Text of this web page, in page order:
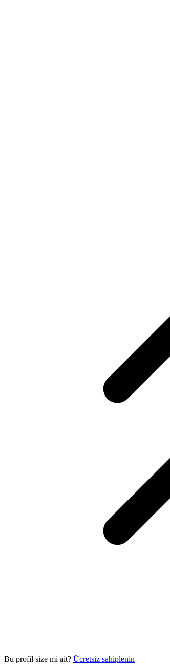
Bu profil size mi ait? Ücretsiz sahiplenin